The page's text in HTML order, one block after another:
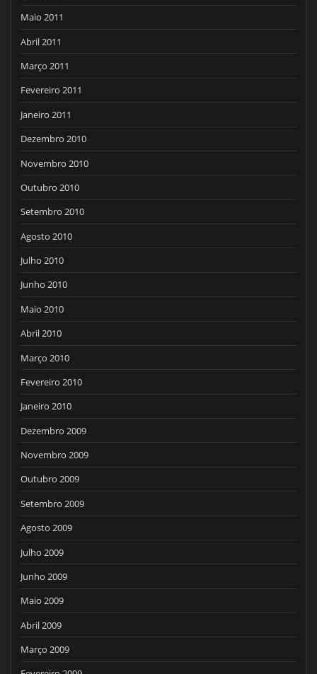
Maio 2011
Abril 2011
Março 2011
Fevereiro 2011
Janeiro 2011
Dezembro 2010
Novembro 2010
Outubro 2010
Setembro 2010
Agosto 2010
Julho 2010
Junho 2010
Maio 2010
Abril 2010
Março 2010
Fevereiro 2010
Janeiro 2010
Dezembro 2009
Novembro 2009
Outubro 2009
Setembro 2009
Agosto 2009
Julho 2009
Junho 2009
Maio 2009
Abril 2009
Março 2009